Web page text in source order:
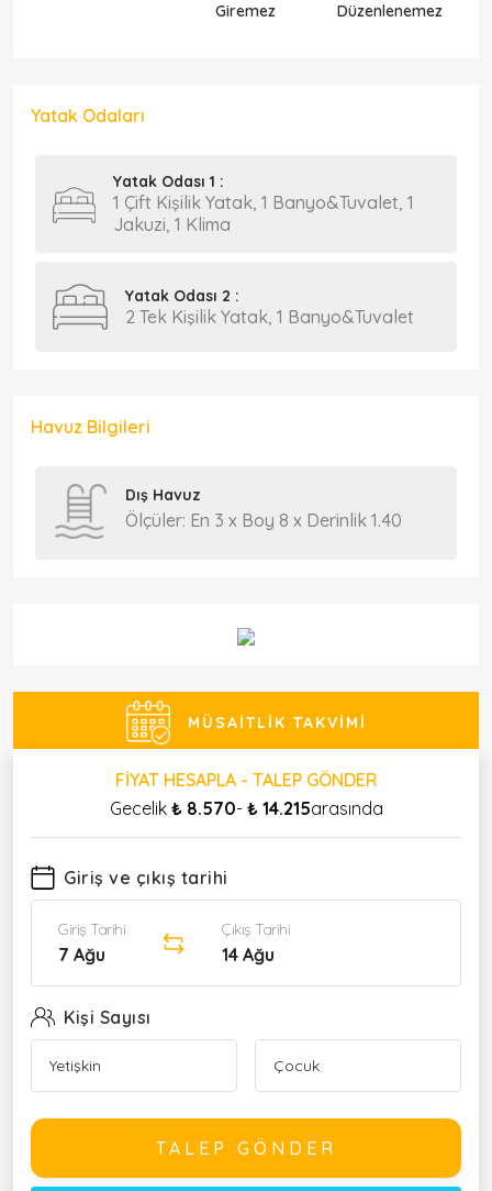
Giremez
Düzenlenemez
Yatak Odaları
Yatak Odası 1 :
1 Çift Kişilik Yatak, 1 Banyo&Tuvalet, 1
Jakuzi, 1 Klima
Yatak Odası 2 :
2 Tek Kişilik Yatak, 1 Banyo&Tuvalet
Havuz Bilgileri
Dış Havuz
Ölçüler: En 3 x Boy 8 x Derinlik 1.40
MÜSAITLIK TAKVIMI
FIYAT HESAPLA - TALEP GÖNDER
Gecelik ₺ 8.570- ₺ 14.215arasında
Giriş ve çıkış tarihi
Giriş Tarihi
7 Ağu
Çıkış Tarihi
14 Ağu
Kişi Sayısı
TALEP GÖNDER